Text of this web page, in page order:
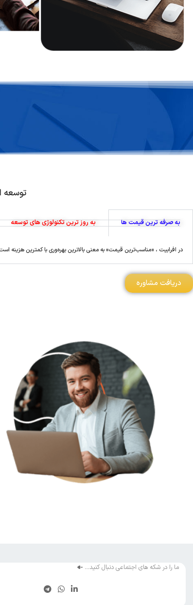
توسعه
به صرفه‌ ترین قیمت ها به روز ترین تکنولوژی های توسعه
در افرابیت ، «مناسب‌ترین قیمت» به معنی بالاترین بهره‌وری با کمترین هزینه
دریافت مشاوره
ما را در شکه های اجتماعی دنبال کنید…